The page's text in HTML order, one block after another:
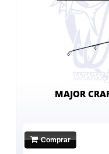
MAJOR
Comprar